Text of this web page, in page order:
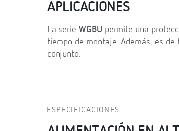
APLICACIONES
La serie WGBU permite una
tiempo de montaje. Además, es
conjunto.
ESPECIFICACIONES